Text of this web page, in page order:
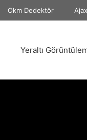
Okm Dedektör
Yeraltı